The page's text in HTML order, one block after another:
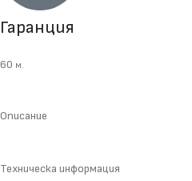
Гаранция
60 м.
Описание
Техническа информация